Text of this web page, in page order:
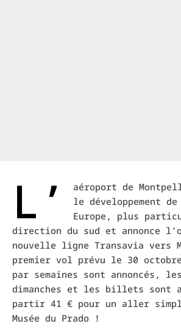
L’
aéroport de
le développement
Europe, plus
direction du sud et annonce
nouvelle ligne Transavia vers
premier vol prévu le 30
par semaines sont annoncés,
dimanches et les billets sont
partir 41 € pour un aller
Musée du Prado !